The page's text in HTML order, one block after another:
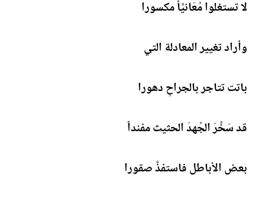
لا تستغلوا مُعَانيَّاً مكسورا
وأراد تغيير المعادلة التي
باتت تتاجر بالجراحِ دهورا
قد سَخَّرَ الجُهدَ الحثيث مفنداً
بعض الأباطل فاستفذَّ صقورا